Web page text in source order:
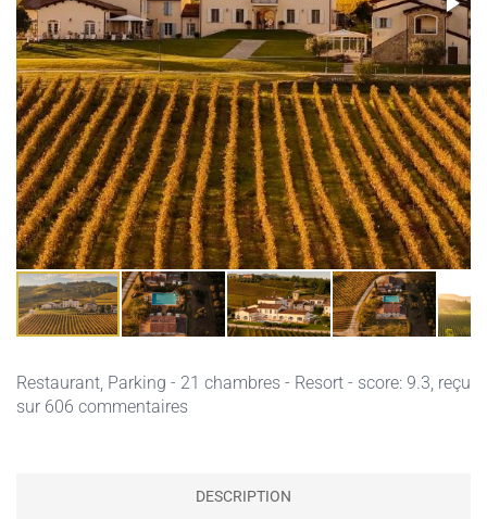
Restaurant, Parking - 21 chambres - Resort - score: 9.3, reçu
sur 606 commentaires
DESCRIPTION